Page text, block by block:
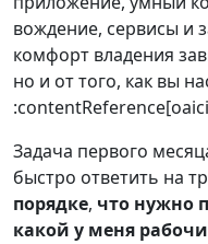
вождение, сервисы и
комфорт владения
но и от того, как вы
Задача первого
быстро ответить на
порядке, что нужно
какой у меня